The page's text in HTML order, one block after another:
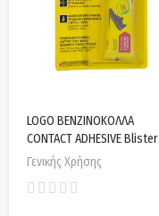
LOGO ΒΕΝΖΙΝΟΚΟΛΛΑ
CONTACT ADHESIVE Blister
Γενικής Χρήσης